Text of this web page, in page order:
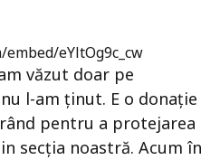
eYltOg9c_cw
văzut doar pe
l-am ținut. E o donație
pentru a protejarea
secția noastră. Acum în